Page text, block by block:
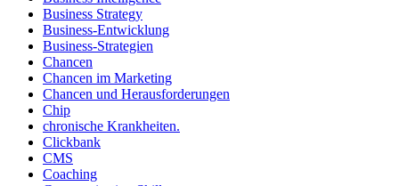
Business Strategy
Business-Entwicklung
Business-Strategien
Chancen
Chancen im Marketing
Chancen und Herausforderungen
Chip
chronische Krankheiten.
Clickbank
CMS
Coaching